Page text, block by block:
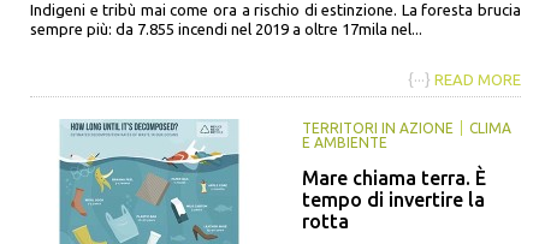
Indigeni e tribù mai come ora a rischio di estinzione. La foresta brucia
sempre più: da 7.855 incendi nel 2019 a oltre 17mila nel...
{···} READ MORE
TERRITORI IN AZIONE
CLIMA
E AMBIENTE
Mare chiama terra. È
tempo di invertire la
rotta